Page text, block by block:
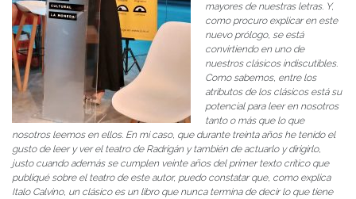
mayores de nuestras letras. Y,
como procuro explicar en este
nuevo prólogo, se está
convirtiendo en uno de
nuestros clásicos indiscutibles.
Como sabemos, entre los
atributos de los clásicos está su
potencial para leer en nosotros
tanto o más que lo que
nosotros leemos en ellos. En mi caso, que durante treinta años he tenido el
gusto de leer y ver el teatro de Radrigán y también de actuarlo y dirigirlo,
justo cuando además se cumplen veinte años del primer texto crítico que
publiqué sobre el teatro de este autor, puedo constatar que, como explica
Italo Calvino, un clásico es un libro que nunca termina de decir lo que tiene